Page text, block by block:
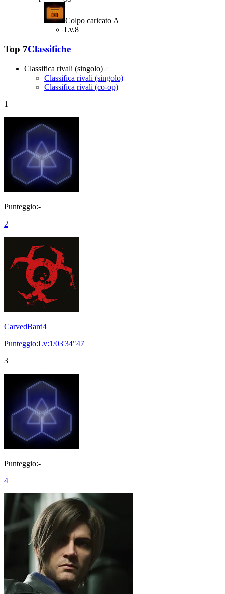
Colpo caricato A
Lv.8
Top 7Classifiche
Classifica rivali (singolo)
Classifica rivali (singolo)
Classifica rivali (co-op)
1
Punteggio:-
2
CarvedBard4
Punteggio:Lv:1/03'34"47
3
Punteggio:-
4